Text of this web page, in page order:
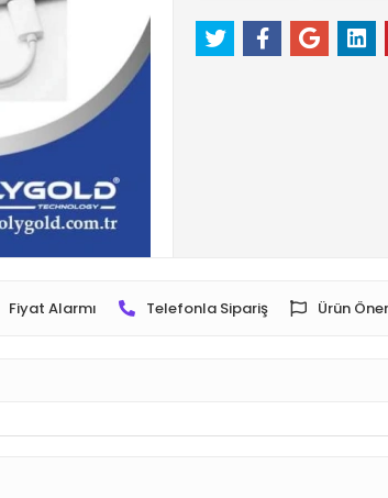
Fiyat Alarmı Telefonla Sipariş Ürün